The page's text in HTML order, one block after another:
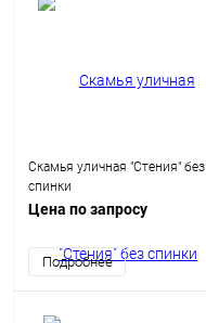
Скамья уличная "Стения" без
спинки
Цена по запросу
Подробнее